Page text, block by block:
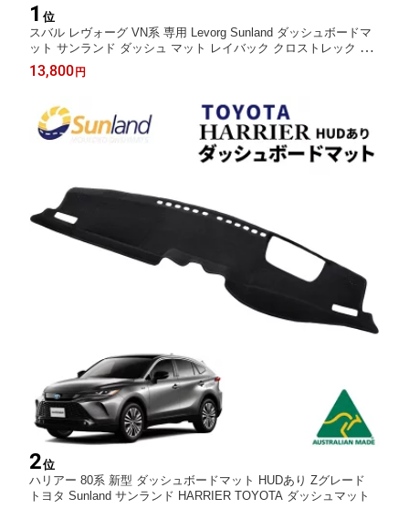
1 位
スバル レヴォーグ VN系 専用 Levorg Sunland ダッシュボードマ
ット サンランド ダッシュ マット レイバック クロストレック イ
ンプレッサ WRX S4にも適合 VN5 VNH
13,800 円
2位
ハリアー 80系 新型 ダッシュボードマット HUDあり Zグレード
トヨタ Sunland サンランド HARRIER TOYOTA ダッシュマット